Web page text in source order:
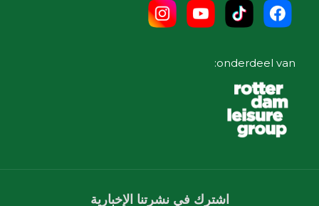
onderdeel van:
اشترك في نشرتنا الإخبارية